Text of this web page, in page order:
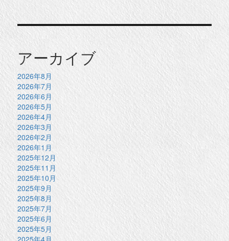
アーカイブ
2026年8月
2026年7月
2026年6月
2026年5月
2026年4月
2026年3月
2026年2月
2026年1月
2025年12月
2025年11月
2025年10月
2025年9月
2025年8月
2025年7月
2025年6月
2025年5月
2025年4月